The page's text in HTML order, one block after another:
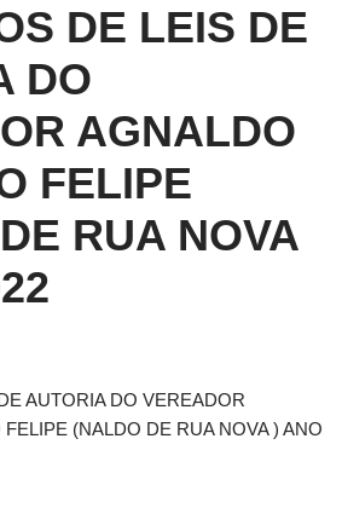
DE LEIS DE
DO
AGNALDO
FELIPE
RUA NOVA
AUTORIA DO VEREADOR
(NALDO DE RUA NOVA ) ANO